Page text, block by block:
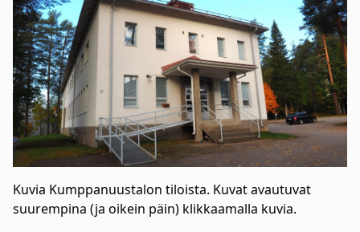
Kuvia Kumppanuustalon tiloista. Kuvat avautuvat
suurempina (ja oikein päin) klikkaamalla kuvia.